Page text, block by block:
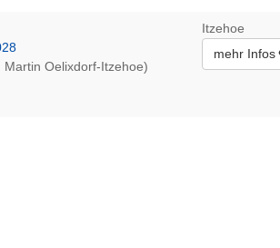
Oelixdorf-Itzehoe)
Itzehoe
mehr Infos